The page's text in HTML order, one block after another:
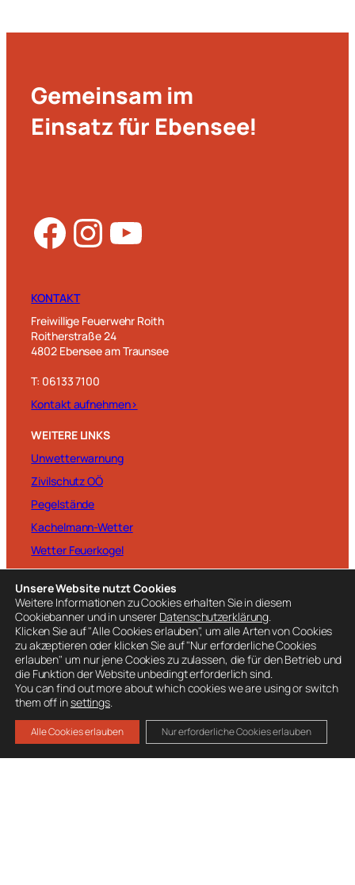
Gemeinsam im
Einsatz für Ebensee!
Facebook InstagramYouTube
KONTAKT
Freiwillige Feuerwehr Roith
Roitherstraße 24
4802 Ebensee am Traunsee
T: 06133 7100
Kontakt aufnehmen>
WEITERE LINKS
Unwetterwarnung
Zivilschutz OÖ
Pegelstände
Kachelmann-Wetter
Wetter Feuerkogel
BESUCHE AUCH
Ausrüstung
Mitglied werden
Spenden
Unsere Website nutzt Cookies
Weitere Informationen zu Cookies erhalten Sie in diesem
Cookiebanner und in unserer Datenschutzerklärung.
Klicken Sie auf "Alle Cookies erlauben", um alle Arten von Cookies
zu akzeptieren oder klicken Sie auf "Nur erforderliche Cookies
erlauben" um nur jene Cookies zu zulassen, die für den Betrieb und
die Funktion der Website unbedingt erforderlich sind.
You can find out more about which cookies we are using or switch
them off insettings.
Alle Cookies erlauben Nur erforderliche Cookies erlauben